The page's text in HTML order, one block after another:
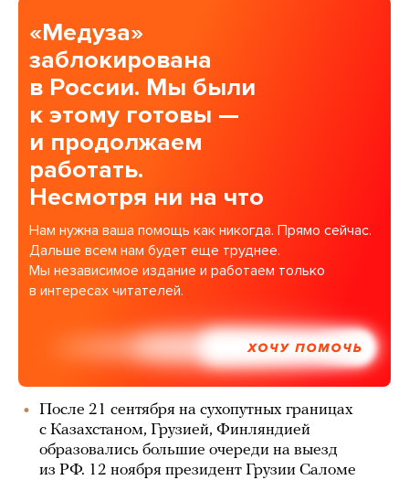
«Медуза»
заблокирована
в России. Мы были
к этому готовы —
и продолжаем
работать.
Несмотря ни на что
Нам нужна ваша помощь как никогда. Прямо сейчас.
Дальше всем нам будет еще труднее.
Мы независимое издание и работаем только
в интересах читателей.
ХОЧУ ПОМОЧЬ
После 21 сентября на сухопутных границах
с Казахстаном, Грузией, Финляндией
образовались большие очереди на выезд
из РФ. 12 ноября президент Грузии Саломе